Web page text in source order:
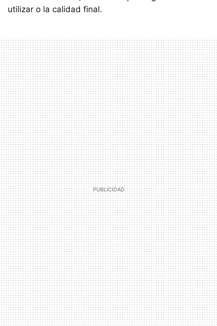
utilizar o la calidad final.